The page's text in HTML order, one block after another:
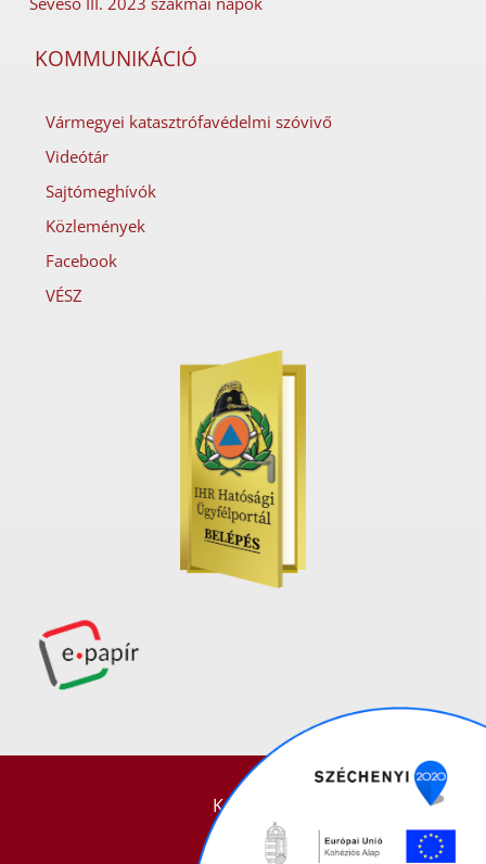
KOMMUNIKÁCIÓ
Vármegyei katasztrófavédelmi szóvivő
Videótár
Sajtómeghívók
Közlemények
Facebook
VÉSZ
KAPCSOLAT
IMPRESSZUM